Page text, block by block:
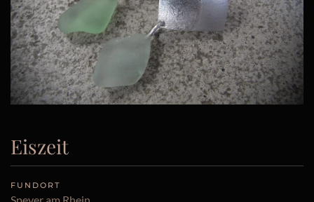
Eiszeit
FUNDORT